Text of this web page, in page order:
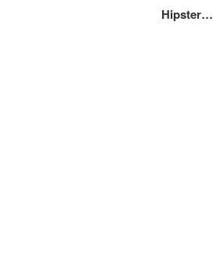
Hipster…